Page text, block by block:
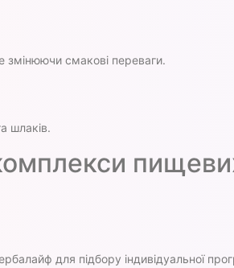
змінюючи смакові переваги.
шлаків.
для підбору індивідуальної